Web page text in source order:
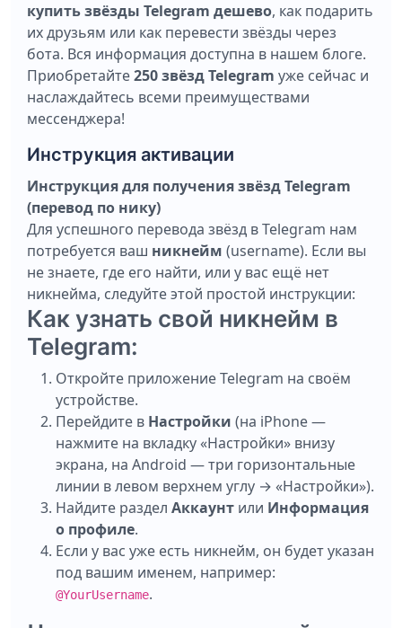
купить звёзды Telegram дешево, как подарить
их друзьям или как перевести звёзды через
бота. Вся информация доступна в нашем блоге.
Приобретайте250 звёзд Telegram уже сейчас и
наслаждайтесь всеми преимуществами
мессенджера!
Инструкция активации
Инструкция для получения звёзд Telegram
(перевод по нику)
Для успешного перевода звёзд в Telegram нам
потребуется ваш никнейм (username). Если вы
не знаете, где его найти, или у вас ещё нет
никнейма, следуйте этой простой инструкции:
Как узнать свой никнейм в
Telegram:
Откройте приложение Telegram на своём
устройстве.
Перейдите в Настройки (на iPhone —
нажмите на вкладку «Настройки» внизу
экрана, на Android — три горизонтальные
линии в левом верхнем углу → «Настройки»).
Найдите раздел Аккаунт или Информация
о профиле.
Если у вас уже есть никнейм, он будет указан
под вашим именем, например:
@YourUsername.